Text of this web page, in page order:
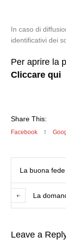
In caso di
identificativi dei
Per aprire la
Cliccare qui
Share This:
Facebook
La buona
La
Leave a